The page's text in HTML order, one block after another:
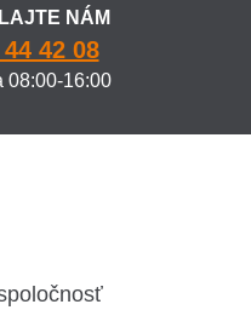
NÁM
42 08
08:00-16:00